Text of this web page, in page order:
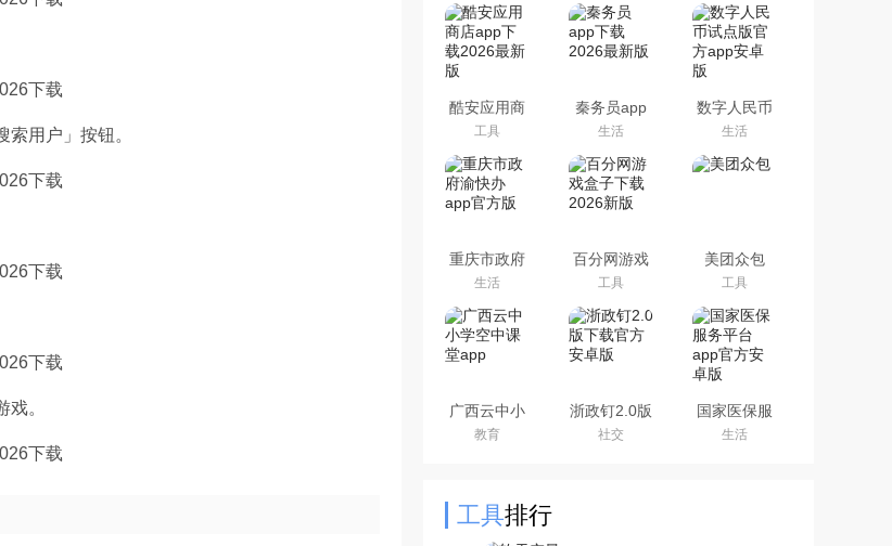
用户」按钮。
。
酷安应用商
店app下载
2026最新版
工具
秦务员app
下载2026最
新版
生活
数字人民币
试点版官方
app安卓版
生活
重庆市政府
渝快办app
官方版
生活
百分网游戏
盒子下载
2026新版
工具
美团众包
工具
广西云中小
学空中课堂
app
教育
浙政钉2.0版
下载官方安
卓版
社交
国家医保服
务平台app
官方安卓版
生活
工具排行